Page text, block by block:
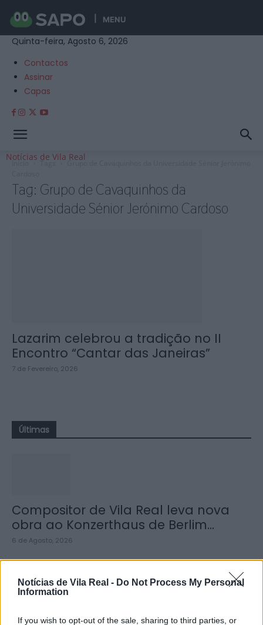
Notícias de Vila Real - Do Not Process My Personal
Information
If you wish to opt-out of the sale, sharing to third parties, or
MENU
Quinta-feira, Agosto 6, 2026
Contactos
Assinar
Capas
Notícias de Vila Real
Início Tags
Grupo de Cavaquinhos da Universidade Sénior Jerónimo
Tag: Grupo de Cavaquinhos da
Universidade Sénior Jerónimo Cardoso
Lazarim celebrou a tradição no II
Encontro “Cantar das Janeiras”
7 de Fevereiro, 2026
Últimas
Compositor de Vila Real leva nova
obra ao Konzerthaus de Berlim...
6 de Agosto, 2026